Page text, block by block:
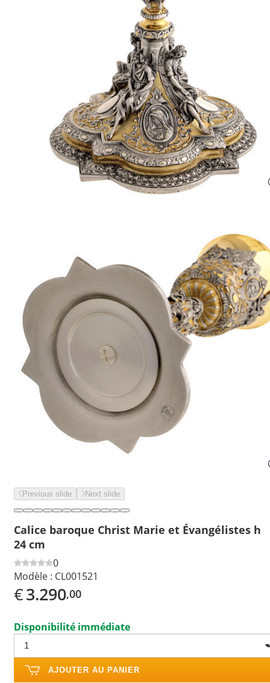
Previous slide Next slide
Calice baroque Christ Marie et Évangélistes h
24 cm
0
Modèle : CL001521
€3.290,00
Disponibilité immédiate
AJOUTER AU PANIER